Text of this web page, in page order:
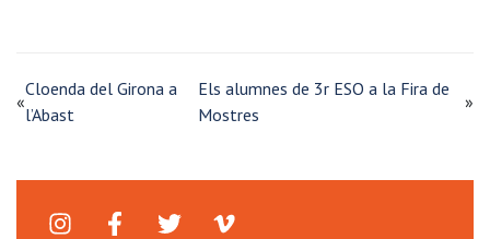
«
Cloenda del Girona a
l’Abast
Els alumnes de 3r ESO a la Fira de
Mostres
»